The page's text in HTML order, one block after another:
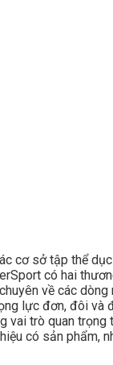
cơ sở tập thể
có hai
về các
lực đơn, đôi
trò quan
có sản